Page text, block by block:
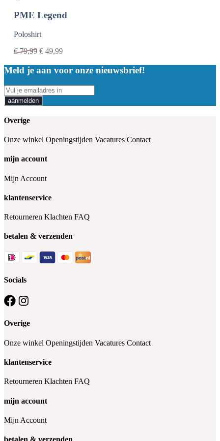
PME Legend
Poloshirt
€79,99 € 49,99
Meld je aan voor onze nieuwsbrief!
aanmelden
Overige
Onze winkel Openingstijden Vacatures Contact
mijn account
Mijn Account
klantenservice
Retourneren Klachten FAQ
betalen & verzenden
Socials
Overige
Onze winkel Openingstijden Vacatures Contact
klantenservice
Retourneren Klachten FAQ
mijn account
Mijn Account
betalen & verzenden